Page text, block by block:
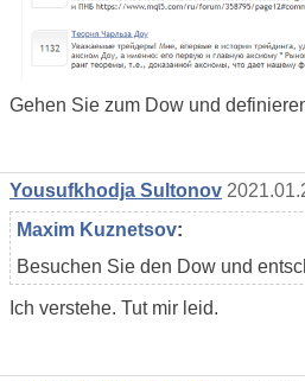
Gehen Sie zum Dow und
Yousufkhodja Sultonov
Maxim Kuznetsov:
Besuchen Sie den Dow und
Ich verstehe. Tut mir leid.